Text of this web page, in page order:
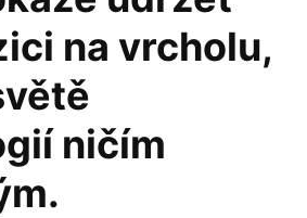
na vrcholu,
ničím